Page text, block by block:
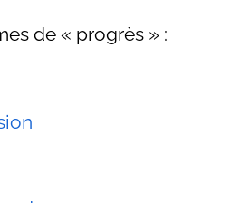
de « progrès » :